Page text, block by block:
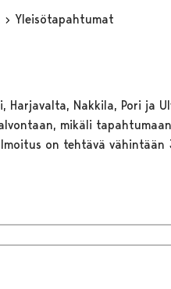
Yleisötapahtumat
Harjavalta, Nakkila, Pori ja
mikäli
on tehtävä